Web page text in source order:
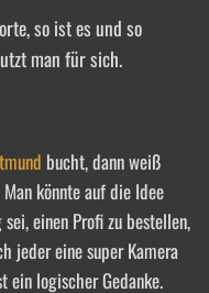
so ist es und so
man für sich.
bucht, dann weiß
könnte auf die Idee
einen Profi zu bestellen,
jeder eine super Kamera
ein logischer Gedanke.